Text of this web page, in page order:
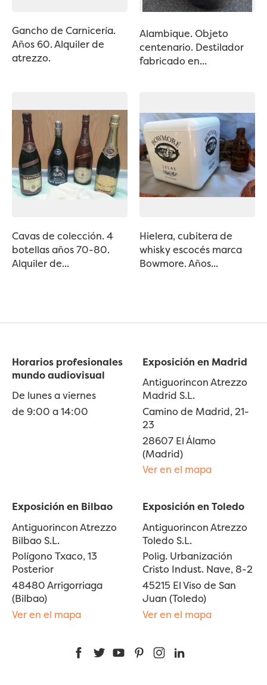
Gancho de Carnicería.
Años 60. Alquiler de
atrezzo.
Alambique. Objeto
centenario. Destilador
fabricado en...
Cavas de colección. 4
botellas años 70-80.
Alquiler de...
Hielera, cubitera de
whisky escocés marca
Bowmore. Años...
Horarios profesionales
mundo audiovisual
De lunes a viernes
de 9:00 a 14:00
Exposición en Madrid
Antiguorincon Atrezzo
Madrid S.L.
Camino de Madrid, 21-
23
28607 El Álamo
(Madrid)
Ver en el mapa
Exposición en Bilbao
Antiguorincon Atrezzo
Bilbao S.L.
Polígono Txaco, 13
Posterior
48480 Arrigorriaga
(Bilbao)
Ver en el mapa
Exposición en Toledo
Antiguorincon Atrezzo
Toledo S.L.
Polig. Urbanización
Cristo Indust. Nave, 8-2
45215 El Viso de San
Juan (Toledo)
Ver en el mapa
FacebookTwitterYouTubePinterestInstagram